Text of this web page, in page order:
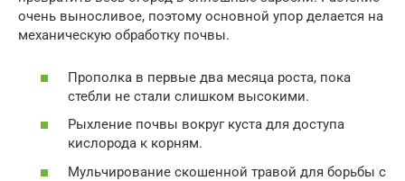
очень выносливое, поэтому основной упор делается на
механическую обработку почвы.
Прополка в первые два месяца роста, пока
стебли не стали слишком высокими.
Рыхление почвы вокруг куста для доступа
кислорода к корням.
Мульчирование скошенной травой для борьбы с